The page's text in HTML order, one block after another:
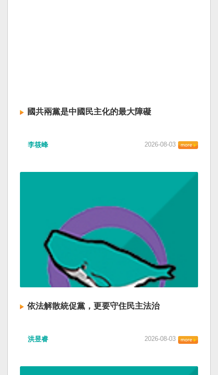
國共兩黨是中國民主化的最大障礙
李筱峰 2026-08-03
依法解散統促黨，更要守住民主法治
洪昱睿 2026-08-03